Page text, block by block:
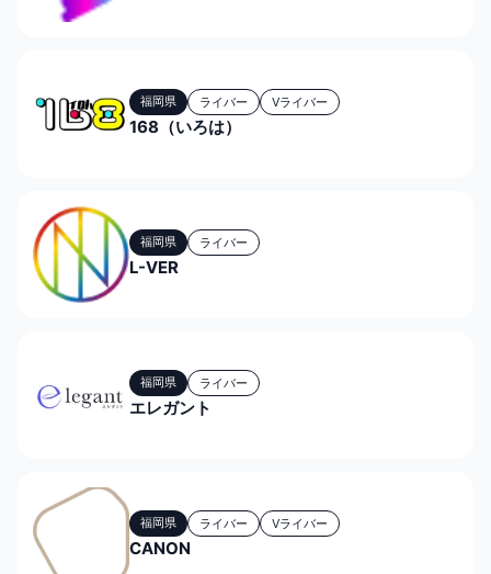
福岡県 ライバー Vライバー
168（いろは）
福岡県 ライバー
L-VER
福岡県 ライバー
エレガント
福岡県 ライバー Vライバー
CANON